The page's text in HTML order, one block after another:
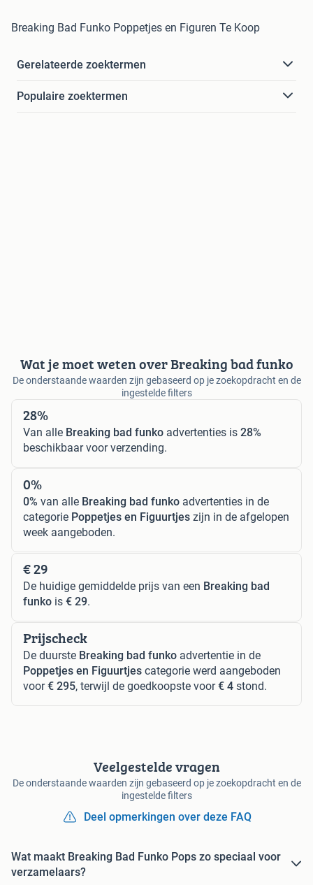
Breaking Bad Funko Poppetjes en Figuren Te Koop
Gerelateerde zoektermen
Populaire zoektermen
Wat je moet weten over Breaking bad funko
De onderstaande waarden zijn gebaseerd op je zoekopdracht en de
ingestelde filters
28%
Van alle Breaking bad funko advertenties is 28%
beschikbaar voor verzending.
0%
0% van alle Breaking bad funko advertenties in de
categorie Poppetjes en Figuurtjes zijn in de afgelopen
week aangeboden.
€ 29
De huidige gemiddelde prijs van een Breaking bad
funko is € 29.
Prijscheck
De duurste Breaking bad funko advertentie in de
Poppetjes en Figuurtjes categorie werd aangeboden
voor€ 295, terwijl de goedkoopste voor€ 4 stond.
Veelgestelde vragen
De onderstaande waarden zijn gebaseerd op je zoekopdracht en de
ingestelde filters
Deel opmerkingen over deze FAQ
Wat maakt Breaking Bad Funko Pops zo speciaal voor
verzamelaars?